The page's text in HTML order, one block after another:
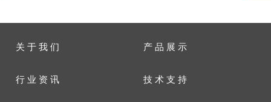
关 于 我 们 产 品 展 示
行 业 资 讯 技 术 支 持